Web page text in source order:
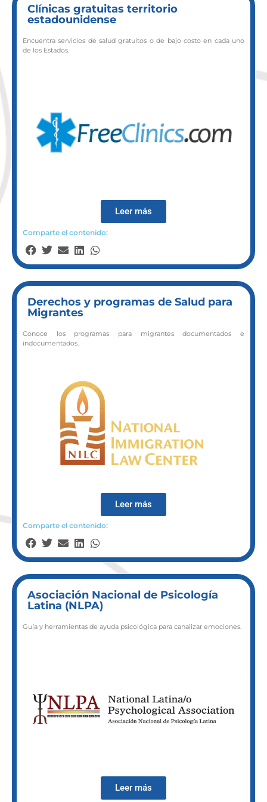
Clínicas gratuitas territorio
estadounidense
Encuentra servicios de salud gratuitos o de bajo costo en cada uno
de los Estados.
Leer más
Comparte el contenido:
Derechos y programas de Salud para
Migrantes
Conoce los programas para migrantes documentados e
indocumentados.
Leer más
Comparte el contenido:
Asociación Nacional de Psicología
Latina (NLPA)
Guía y herramientas de ayuda psicológica para canalizar emociones.
Leer más